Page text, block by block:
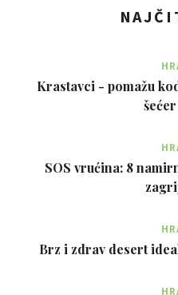
Krastavci - pomažu
SOS vrućina: 8
Brz i zdrav desert